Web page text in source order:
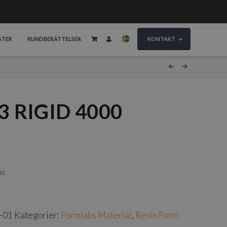
KUNDBERÄTTELSER KONTAKT
RIGID 4000
01 Kategorier: Formlabs Material, Resin Form